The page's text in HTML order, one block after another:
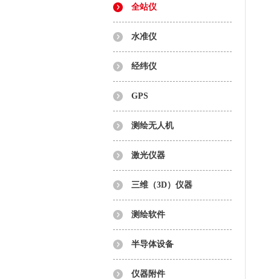
全站仪
水准仪
经纬仪
GPS
测绘无人机
激光仪器
三维（3D）仪器
测绘软件
半导体设备
仪器附件